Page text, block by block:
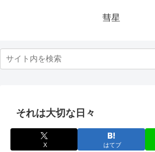
彗星
それは大切な日々
X はてブ